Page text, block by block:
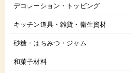
デコレーション・トッピング
キッチン道具・雑貨・衛生資材
砂糖・はちみつ・ジャム
和菓子材料